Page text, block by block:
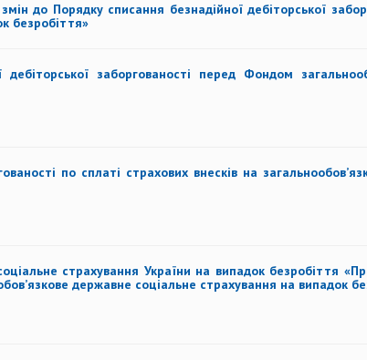
до Порядку списання безнадійної дебіторської
безробіття»
заборгованості перед Фондом
по сплаті страхових внесків на
страхування України на випадок безробіття
державне соціальне страхування на випадок